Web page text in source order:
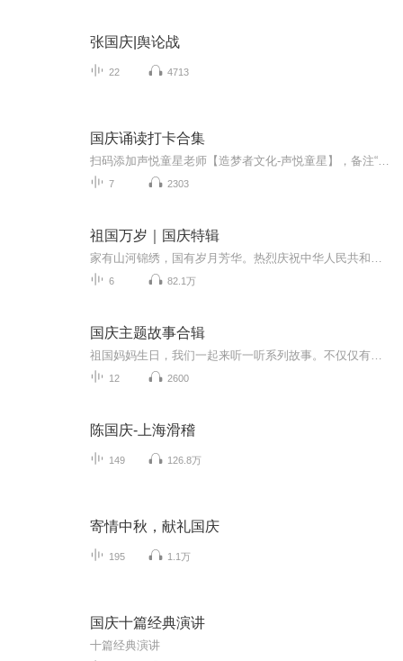
张国庆|舆论战
22 4713
国庆诵读打卡合集
7 2303
祖国万岁｜国庆特辑
6 82.1万
国庆主题故事合辑
12 2600
陈国庆-上海滑稽
149 126.8万
寄情中秋，献礼国庆
195 1.1万
国庆十篇经典演讲
十篇经典演讲